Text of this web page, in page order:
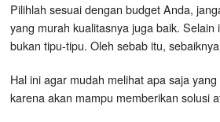
Pilihlah sesuai dengan budget Anda,
yang murah kualitasnya juga baik.
bukan tipu-tipu. Oleh sebab itu,
Hal ini agar mudah melihat apa saja
karena akan mampu memberikan solusi